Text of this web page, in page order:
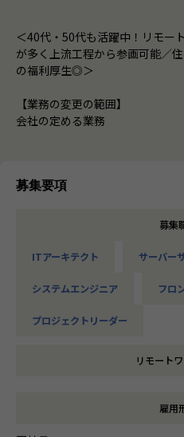
＜40代・50代も活躍中！リモー
が多く上流工程から参画可能／
の福利厚生◎＞
【業務の変更の範囲】
会社の定める業務
募集要項
募集
ITアーキテクト サーバー
システムエンジニア フロ
プロジェクトリーダー
リモート
雇用